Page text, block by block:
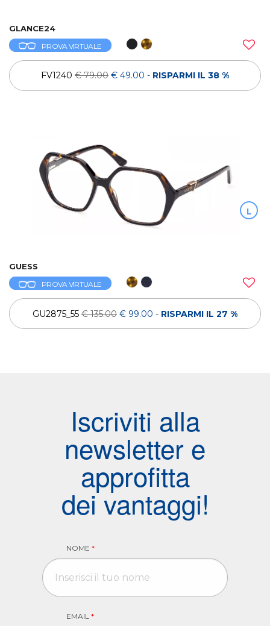
GLANCE24
PROVA VIRTUALE
FV1240 € 79.00 € 49.00 - RISPARMI IL 38 %
L
GUESS
PROVA VIRTUALE
GU2875_55 € 135.00 € 99.00 - RISPARMI IL 27 %
Iscriviti alla
newsletter e
approfitta
dei vantaggi!
NOME *
EMAIL *